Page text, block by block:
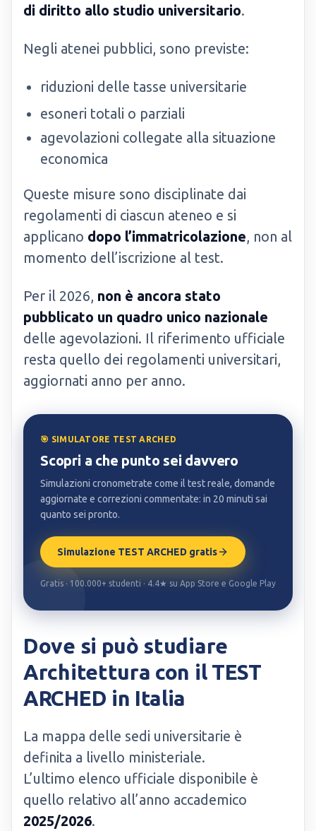
di diritto allo studio universitario.
Negli atenei pubblici, sono previste:
riduzioni delle tasse universitarie
esoneri totali o parziali
agevolazioni collegate alla situazione
economica
Queste misure sono disciplinate dai
regolamenti di ciascun ateneo e si
applicano dopo l’immatricolazione, non al
momento dell’iscrizione al test.
Per il 2026, non è ancora stato
pubblicato un quadro unico nazionale
delle agevolazioni. Il riferimento ufficiale
resta quello dei regolamenti universitari,
aggiornati anno per anno.
🎯 SIMULATORE TEST ARCHED
Scopri a che punto sei davvero
Simulazioni cronometrate come il test reale, domande
aggiornate e correzioni commentate: in 20 minuti sai
quanto sei pronto.
Simulazione TEST ARCHED gratis
Gratis · 100.000+ studenti · 4.4★ su App Store e Google Play
Dove si può studiare
Architettura con il TEST
ARCHED in Italia
La mappa delle sedi universitarie è
definita a livello ministeriale.
L’ultimo elenco ufficiale disponibile è
quello relativo all’anno accademico
2025/2026.